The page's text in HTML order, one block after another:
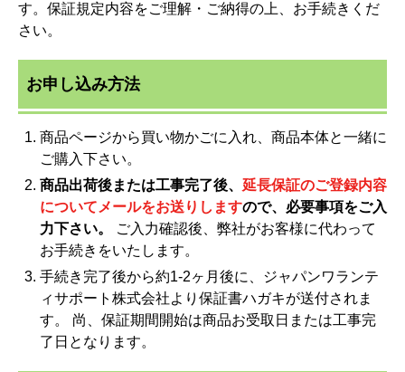
す。保証規定内容をご理解・ご納得の上、お手続きくだ
さい。
お申し込み方法
商品ページから買い物かごに入れ、商品本体と一緒に
ご購入下さい。
商品出荷後または工事完了後、 延長保証のご登録内容
についてメールをお送りしますので、必要事項をご入
力下さい。
ご入力確認後、弊社がお客様に代わって
お手続きをいたします。
手続き完了後から約1-2ヶ月後に、ジャパンワランテ
ィサポート株式会社より保証書ハガキが送付されま
す。 尚、保証期間開始は商品お受取日または工事完
了日となります。